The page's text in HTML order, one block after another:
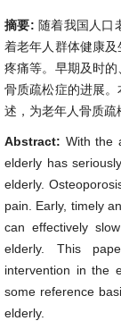
摘要: 随着我国人口
着老年人群体健康
疼痛等。早期及时
骨质疏松症的进展
述，为老年人骨质疏
Abstract: With the
elderly has
elderly.
pain. Early, timely
can effectively
elderly. This
intervention in the
some reference
elderly.